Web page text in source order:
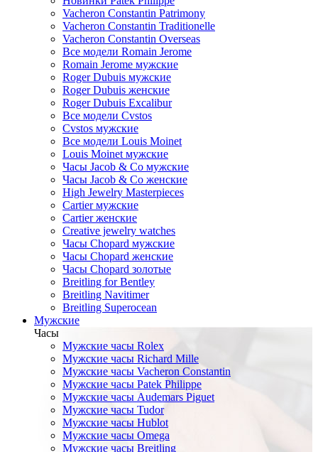
Vacheron Constantin Patrimony
Vacheron Constantin Traditionelle
Vacheron Constantin Overseas
Все модели Romain Jerome
Romain Jerome мужские
Roger Dubuis мужские
Roger Dubuis женские
Roger Dubuis Excalibur
Все модели Cvstos
Cvstos мужские
Все модели Louis Moinet
Louis Moinet мужские
Часы Jacob & Co мужские
Часы Jacob & Co женские
High Jewelry Masterpieces
Cartier мужские
Cartier женские
Creative jewelry watches
Часы Chopard мужские
Часы Сhopard женские
Часы Сhopard золотые
Breitling for Bentley
Breitling Navitimer
Breitling Superocean
Мужские
Часы
Мужские часы Rolex
Мужские часы Richard Mille
Мужские часы Vacheron Constantin
Мужские часы Patek Philippe
Мужские часы Audemars Piguet
Мужские часы Tudor
Мужские часы Hublot
Мужские часы Omega
Мужские часы Breitling